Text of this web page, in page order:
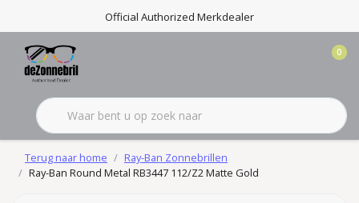
Official Authorized Merkdealer
0
Terug naar home
Ray-Ban Zonnebrillen
Ray-Ban Round Metal RB3447 112/Z2 Matte Gold